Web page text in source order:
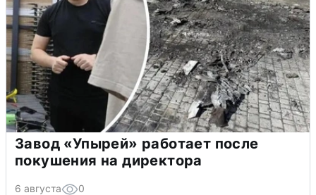
Завод «Упырей» работает после
покушения на директора
6 августа 0